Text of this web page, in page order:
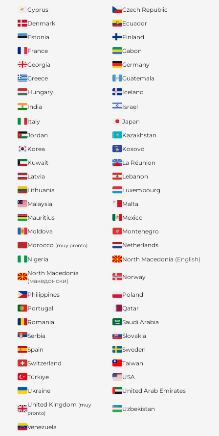
Cyprus
Czech Republic
Denmark
Ecuador
Estonia
Finland
France
Gabon
Georgia
Germany
Greece
Guatemala
Hungary
Iceland
India
Israel
Italy
Japan
Jordan
Kazakhstan
Korea
Kosovo
Kuwait
La Réunion
Latvia
Lebanon
Lithuania
Luxembourg
Malaysia
Malta
Mauritius
Mexico
Moldova
Montenegro
Morocco (muy pronto)
Netherlands
Nigeria
North Macedonia (English)
North Macedonia
(македонски)
Norway
Philippines
Poland
Portugal
Qatar
Romania
Saudi Arabia
Serbia
Slovakia
Spain
Sweden
Switzerland
Taiwan
Türkiye
USA
Ukraine
United Arab Emirates
United Kingdom (muy
pronto)
Uzbekistan
Venezuela